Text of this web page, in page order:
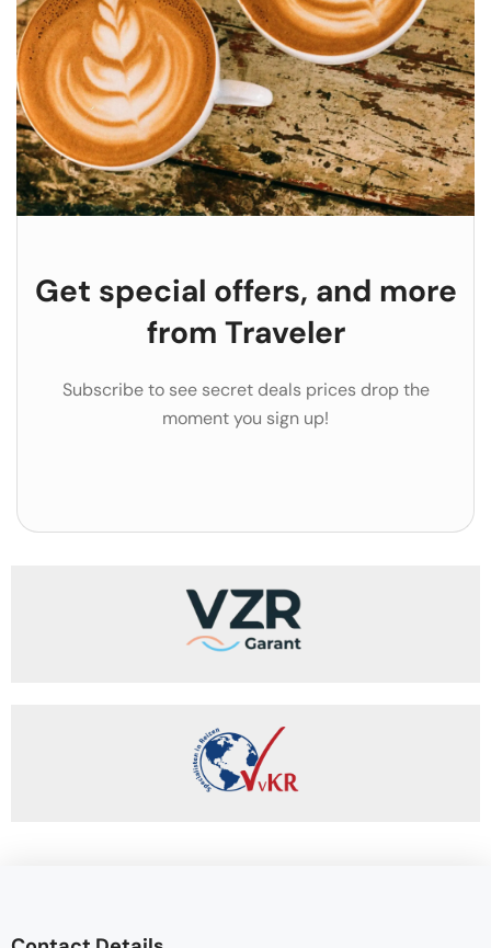
Get special offers, and more
from Traveler
Subscribe to see secret deals prices drop the
moment you sign up!